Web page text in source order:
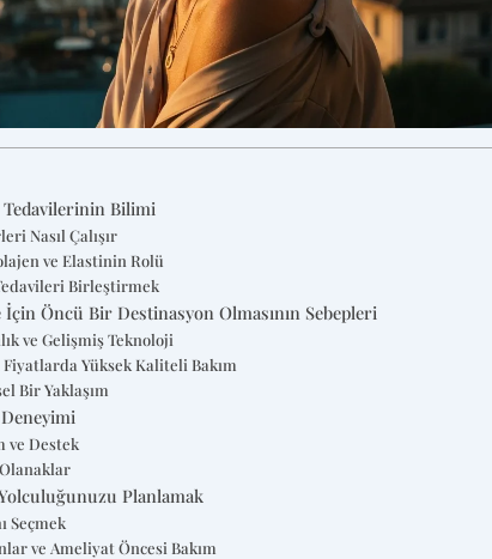
Tedavilerinin Bilimi
Nasıl Çalışır
ve Elastinin Rolü
Birleştirmek
Öncü Bir Destinasyon Olmasının Sebepleri
ve Gelişmiş Teknoloji
Yüksek Kaliteli Bakım
Bir Yaklaşım
ve Destek
Planlamak
Seçmek
ve Ameliyat Öncesi Bakım